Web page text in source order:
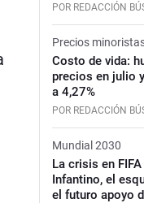
POR REDACCIÓN
Precios
Costo de vida:
precios en julio
a 4,27%
POR REDACCIÓN
Mundial 2030
La crisis en
Infantino, el
el futuro apoyo